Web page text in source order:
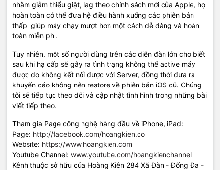
nhằm giảm thiểu giật, lag theo chính sách mới của Apple, họ
hoàn toàn có thể đưa hệ điều hành xuống các phiên bản
thấp, giúp máy chạy mượt hơn một cách dễ dàng và hoàn
toàn miễn phí.
Tuy nhiên, một số người dùng trên các diễn đàn lớn cho biết
sau khi hạ cấp sẽ gây ra tình trạng không thể active máy
được do không kết nối được với Server, đồng thời đưa ra
khuyến cáo không nên restore về phiên bản iOS cũ. Chúng
tôi sẽ tiếp tục theo dõi và cập nhật tình hình trong những bài
viết tiếp theo.
Tham gia Page công nghệ hàng đầu về iPhone, iPad:
Page: http://facebook.com/hoangkien.co
Website: https://www.hoangkien.com
Youtube Channel: www.youtube.com/hoangkienchannel
Kênh thuộc sở hữu của Hoàng Kiên 284 Xã Đàn - Đống Đa -